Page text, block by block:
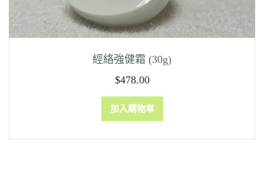
經絡強健霜 (30g)
$478.00
加入購物車